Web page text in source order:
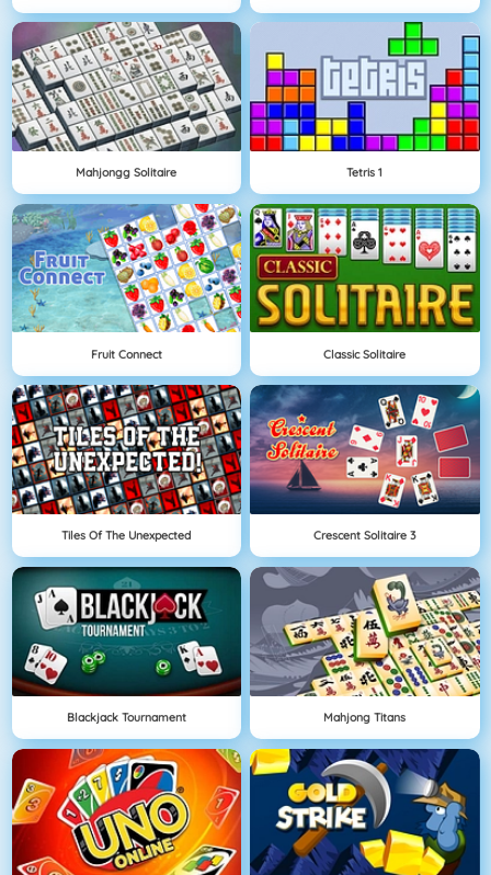
Mahjongg Solitaire Tetris 1
Fruit Connect Classic Solitaire
Tiles Of The Unexpected Crescent Solitaire 3
Blackjack Tournament Mahjong Titans